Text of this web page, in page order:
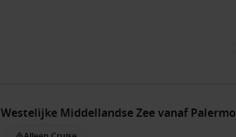
Westelijke Middellandse Zee vanaf